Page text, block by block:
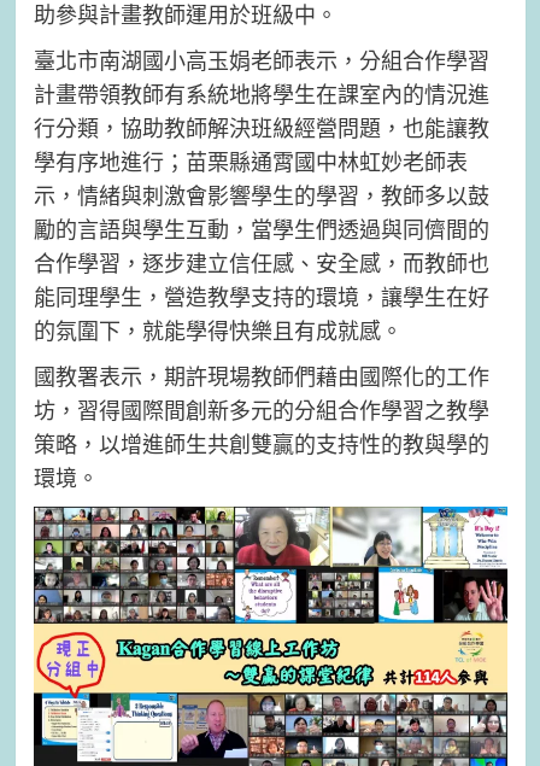
助參與計畫教師運用於班級中。
臺北市南湖國小高玉娟老師表示，分組合作學習
計畫帶領教師有系統地將學生在課室內的情況進
行分類，協助教師解決班級經營問題，也能讓教
學有序地進行；苗栗縣通霄國中林虹妙老師表
示，情緒與刺激會影響學生的學習，教師多以鼓
勵的言語與學生互動，當學生們透過與同儕間的
合作學習，逐步建立信任感、安全感，而教師也
能同理學生，營造教學支持的環境，讓學生在好
的氛圍下，就能學得快樂且有成就感。
國教署表示，期許現場教師們藉由國際化的工作
坊，習得國際間創新多元的分組合作學習之教學
策略，以增進師生共創雙贏的支持性的教與學的
環境。